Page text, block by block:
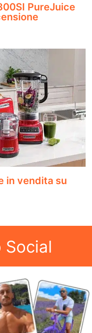
PureJuice
in vendita su
Social